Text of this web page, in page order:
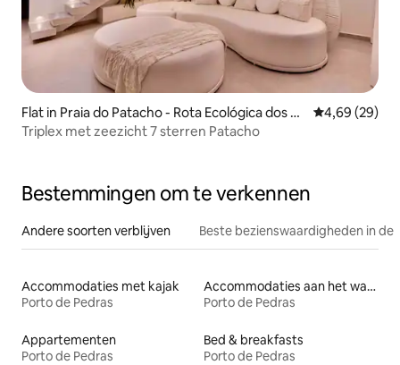
Flat in Praia do Patacho - Rota Ecológica dos Mi
lagres
Gemiddelde
4,69 (29)
Triplex met zeezicht 7 sterren Patacho
Bestemmingen om te verkennen
Andere soorten verblijven Beste bezienswaardigheden in de
Accommodaties met kajak
Porto de Pedras
Accommodaties aan het water
Porto de Pedras
Appartementen
Porto de Pedras
Bed & breakfasts
Porto de Pedras